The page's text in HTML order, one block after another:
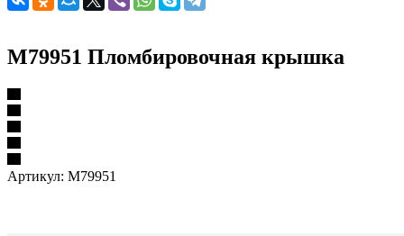
M79951 Пломбировочная крышка
Артикул: M79951